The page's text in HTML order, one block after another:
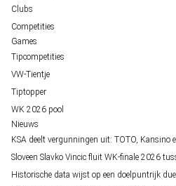
Clubs
Competities
Games
Tipcompetities
VW-Tientje
Tiptopper
WK 2026 pool
Nieuws
KSA deelt vergunningen uit: TOTO, Kansino
Sloveen Slavko Vincic fluit WK-finale 2026
Historische data wijst op een doelpuntrijk